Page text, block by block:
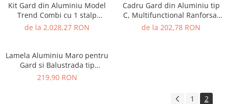
Kit Gard din Aluminiu Model
Trend Combi cu 1 stalp
VIVODECOR H1000 x L2000
de la 2.028,27 RON
Cadru Gard din Aluminiu tip
C, Multifunctional Ranforsat
Maro, 30x60 mm, Lungime 1.5
de la 202,78 RON
Lamela Aluminiu Maro pentru
Gard si Balustrada tip
scandura 140x20.6 mm
219,90 RON
1 2